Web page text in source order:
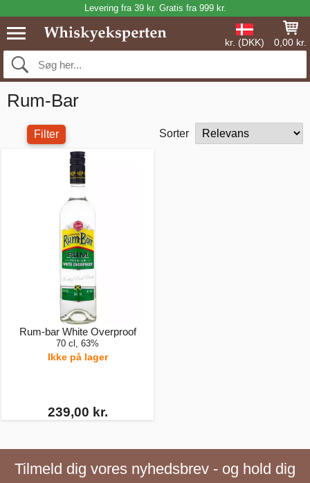
Levering fra 39 kr. Gratis fra 999 kr.
kr. (DKK) 0,00 kr.
Rum-Bar
Filter Sorter
Rum-bar White Overproof
70 cl, 63%
Ikke på lager
239,00 kr.
Tilmeld dig vores nyhedsbrev - og hold dig